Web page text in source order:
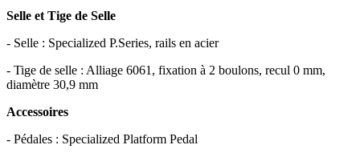
Selle et Tige de Selle
- Selle : Specialized P.Series, rails en acier
- Tige de selle : Alliage 6061, fixation à 2 boulons, recul 0 mm,
diamètre 30,9 mm
Accessoires
- Pédales : Specialized Platform Pedal